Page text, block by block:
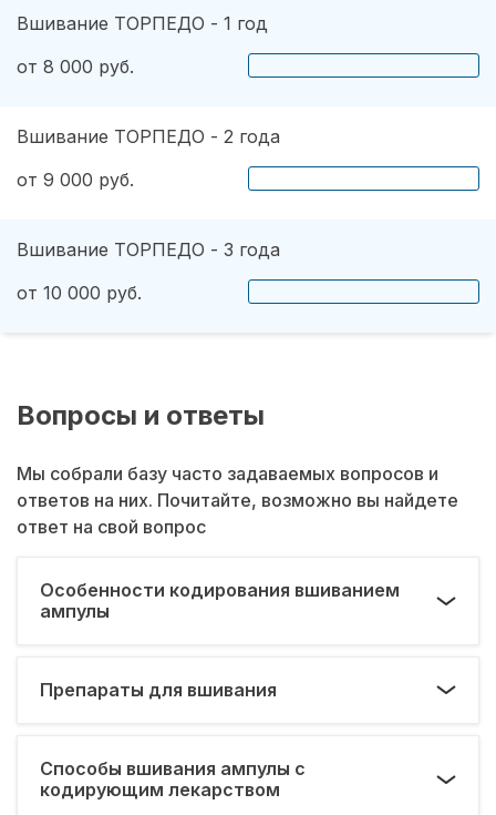
Вшивание ТОРПЕДО - 1 год
от 8 000 руб.
Вшивание ТОРПЕДО - 2 года
от 9 000 руб.
Вшивание ТОРПЕДО - 3 года
от 10 000 руб.
Вопросы и ответы
Мы собрали базу часто задаваемых вопросов и
ответов на них. Почитайте, возможно вы найдете
ответ на свой вопрос
Особенности кодирования вшиванием
ампулы
Препараты для вшивания
Способы вшивания ампулы с
кодирующим лекарством